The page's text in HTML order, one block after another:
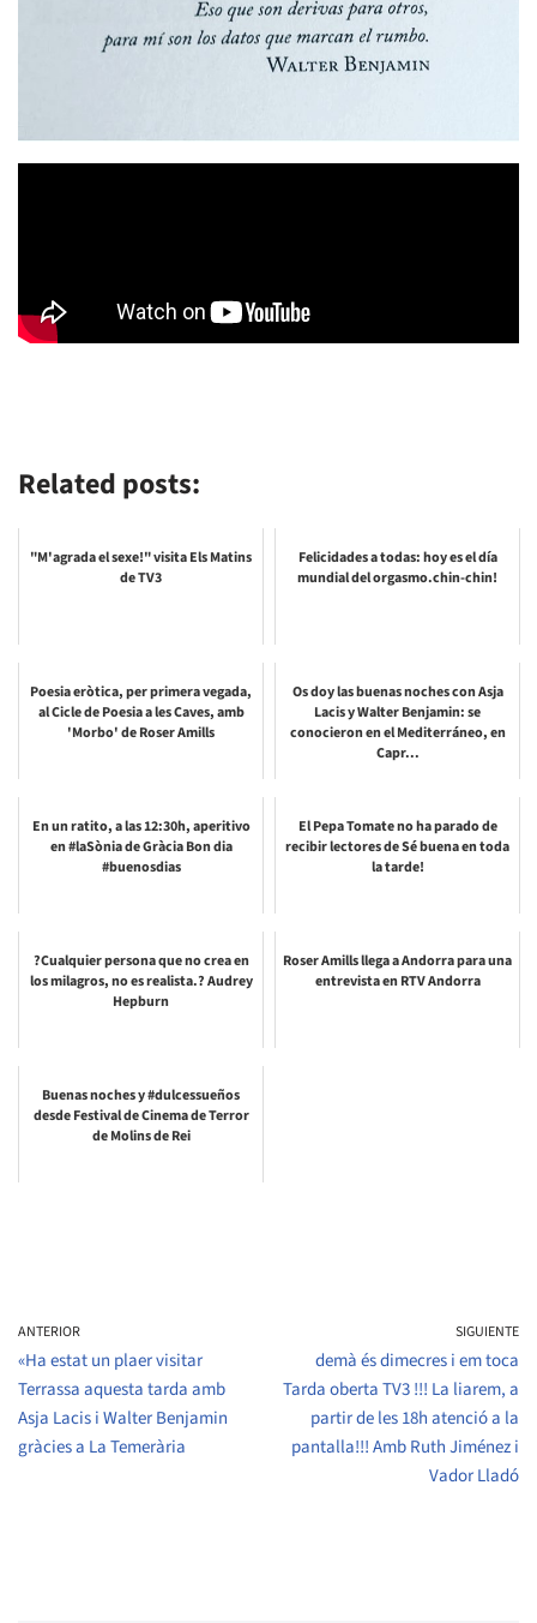
Related posts:
"M'agrada el sexe!" visita Els Matins
de TV3
Felicidades a todas: hoy es el día
mundial del orgasmo.chin-chin!
Poesia eròtica, per primera vegada,
al Cicle de Poesia a les Caves, amb
'Morbo' de Roser Amills
Os doy las buenas noches con Asja
Lacis y Walter Benjamin: se
conocieron en el Mediterráneo, en
Capr...
En un ratito, a las 12:30h, aperitivo
en #laSònia de Gràcia Bon dia
#buenosdias
El Pepa Tomate no ha parado de
recibir lectores de Sé buena en toda
la tarde!
?Cualquier persona que no crea en
los milagros, no es realista.? Audrey
Hepburn
Roser Amills llega a Andorra para una
entrevista en RTV Andorra
Buenas noches y #dulcessueños
desde Festival de Cinema de Terror
de Molins de Rei
ANTERIOR
«Ha estat un plaer visitar
Terrassa aquesta tarda amb
Asja Lacis i Walter Benjamin
gràcies a La Temerària
SIGUIENTE
demà és dimecres i em toca
Tarda oberta TV3 !!! La liarem, a
partir de les 18h atenció a la
pantalla!!! Amb Ruth Jiménez i
Vador Lladó